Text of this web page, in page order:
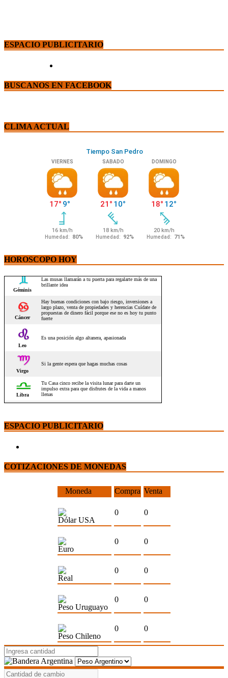
ESPACIO PUBLICITARIO
BUSCANOS EN FACEBOOK
CLIMA ACTUAL
HOROSCOPO HOY
ESPACIO PUBLICITARIO
COTIZACIONES DE MONEDAS
Moneda Compra Venta
Dólar USA
0 0
Euro
0 0
Real
0 0
Peso Uruguayo
0 0
Peso Chileno
0 0